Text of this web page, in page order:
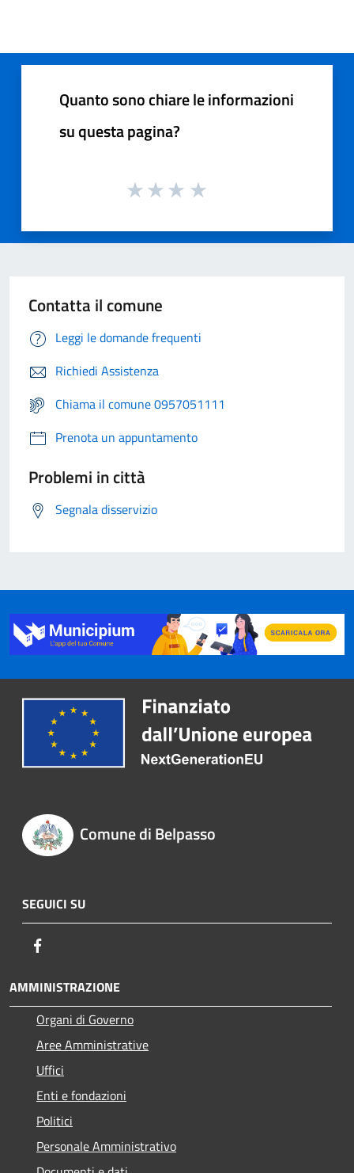
Quanto sono chiare le informazioni
su questa pagina?
Contatta il comune
Leggi le domande frequenti
Richiedi Assistenza
Chiama il comune 0957051111
Prenota un appuntamento
Problemi in città
Segnala disservizio
Comune di Belpasso
SEGUICI SU
AMMINISTRAZIONE
Organi di Governo
Aree Amministrative
Uffici
Enti e fondazioni
Politici
Personale Amministrativo